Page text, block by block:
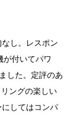
し。レスポン
が付いてパワ
した。定評のあ
ングの楽しい
してはコンパ